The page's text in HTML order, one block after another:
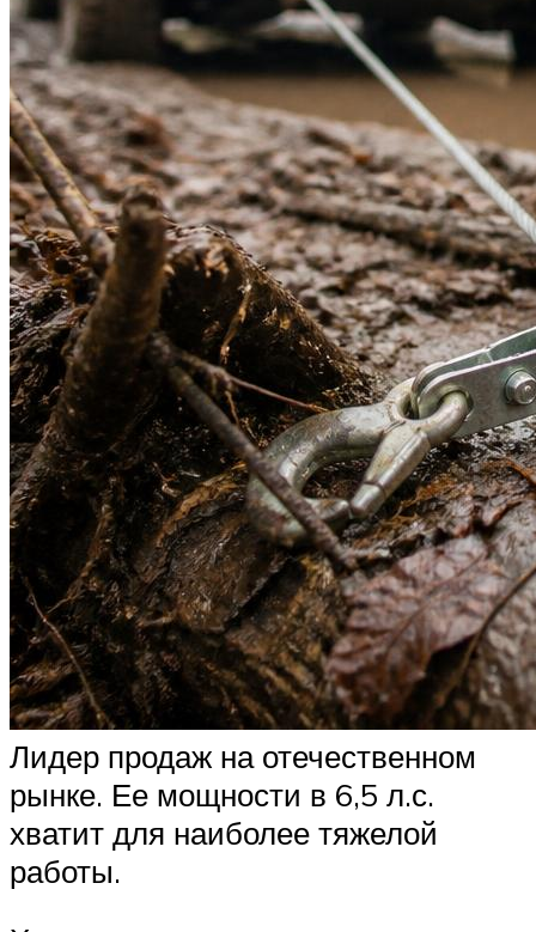
Лидер продаж на отечественном
рынке. Ее мощности в 6,5 л.с.
хватит для наиболее тяжелой
работы.